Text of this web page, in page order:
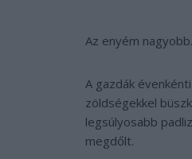
Az enyém nagyobb.
A gazdák
zöldségekkel
legsúlyosabb
megdőlt.